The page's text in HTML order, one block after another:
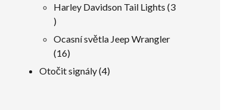
produkty
Harley Davidson Tail Lights 3
3
produkty
Ocasní světla Jeep Wrangler
1616
produkty
Otočit signály 44